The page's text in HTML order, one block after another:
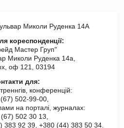
Миколи Руденка 14А
кореспонденції:
Мастер Груп"
Миколи Руденка 14а,
оф 121, 03194
для:
конференцій:
502-99-00,
на порталі, журналах:
502 30 13,
383 92 39, +380 (44) 383 50 34.